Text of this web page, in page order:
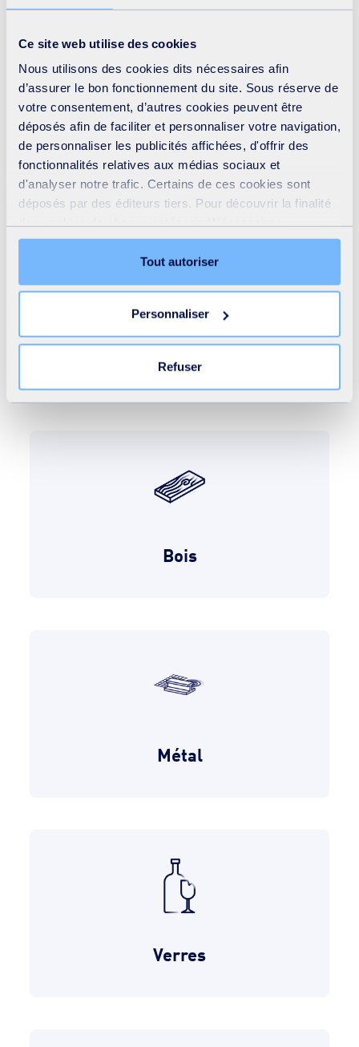
Ce site web utilise des cookies
Nous utilisons des cookies dits nécessaires afin
d’assurer le bon fonctionnement du site. Sous réserve de
votre consentement, d’autres cookies peuvent être
déposés afin de faciliter et personnaliser votre navigation,
de personnaliser les publicités affichées, d'offrir des
fonctionnalités relatives aux médias sociaux et
d'analyser notre trafic. Certains de ces cookies sont
déposés par des éditeurs tiers. Pour découvrir la finalité
Préférences, Statistiques et Marketing), cliquez sur
l’onglet « Détails ». Via ce bandeau, vous pouvez
librement accepter ou refuser tous les cookies ou
nécessaires ne peut entrainer une restriction de l’accès
au site. Vous pouvez retirer votre consentement à tout
Tout autoriser
Personnaliser
Refuser
déchets comme SUEZ, c'est assurer une gestion et
une valorisation optimales de vos déchets
recyclables.
On résume, quels sont les déchets
concernés par le tri à la source
Papier / Carton
Bois
Métal
Verres